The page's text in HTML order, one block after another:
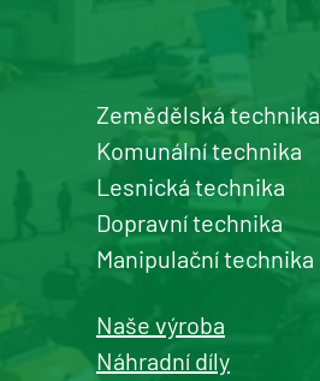
Zemědělská technika
Komunální technika
Lesnická technika
Dopravní technika
Manipulační technika
Naše výroba
Náhradní díly